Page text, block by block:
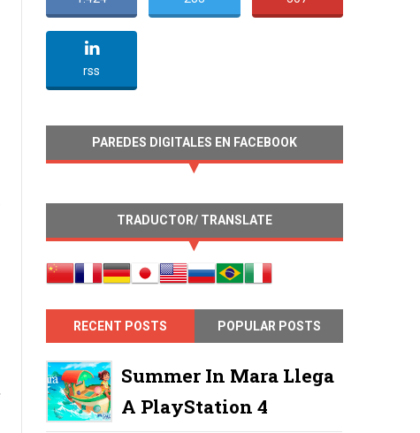
rss
PAREDES DIGITALES EN FACEBOOK
TRADUCTOR/ TRANSLATE
RECENT POSTS POPULAR POSTS
Summer In Mara Llega
A PlayStation 4